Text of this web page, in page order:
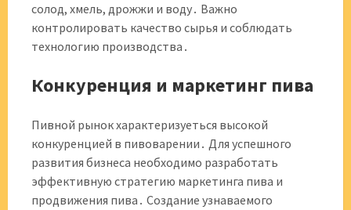
солод, хмель, дрожжи и воду․ Важно
контролировать качество сырья и соблюдать
технологию производства․
Конкуренция и маркетинг пива
Пивной рынок характеризуеться высокой
конкуренцией в пивоварении․ Для успешного
развития бизнеса необходимо разработать
эффективную стратегию маркетинга пива и
продвижения пива․ Создание узнаваемого